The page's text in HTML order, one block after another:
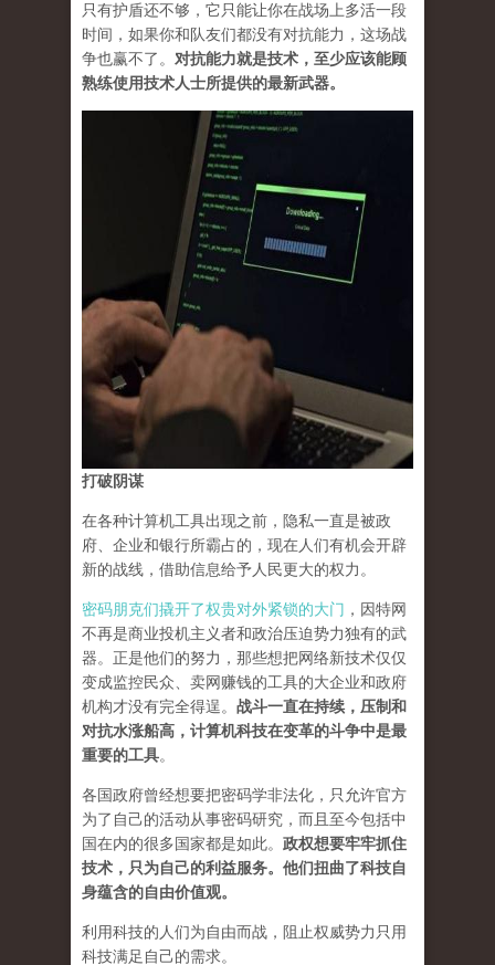
只有护盾还不够，它只能让你在战场上多活一段
时间，如果你和队友们都没有对抗能力，这场战
争也赢不了。 对抗能力就是技术，至少应该能顾
熟练使用技术人士所提供的最新武器。
打破阴谋
在各种计算机工具出现之前，隐私一直是被政
府、企业和银行所霸占的，现在人们有机会开辟
新的战线，借助信息给予人民更大的权力。
密码朋克们撬开了权贵对外紧锁的大门 ，因特网
不再是商业投机主义者和政治压迫势力独有的武
器。正是他们的努力，那些想把网络新技术仅仅
变成监控民众、卖网赚钱的工具的大企业和政府
机构才没有完全得逞。 战斗一直在持续，压制和
对抗水涨船高，计算机科技在变革的斗争中是最
重要的工具。
各国政府曾经想要把密码学非法化，只允许官方
为了自己的活动从事密码研究，而且至今包括中
国在内的很多国家都是如此。 政权想要牢牢抓住
技术，只为自己的利益服务。他们扭曲了科技自
身蕴含的自由价值观。
利用科技的人们为自由而战，阻止权威势力只用
科技满足自己的需求。